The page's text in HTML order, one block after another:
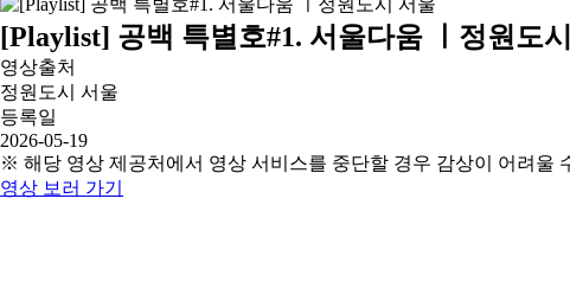
[Playlist] 공백 특별호#1. 서울다움 ㅣ정원도
영상출처
정원도시 서울
등록일
2026-05-19
※ 해당 영상 제공처에서 영상 서비스를 중단할 경우 감상이 어려울
영상 보러 가기